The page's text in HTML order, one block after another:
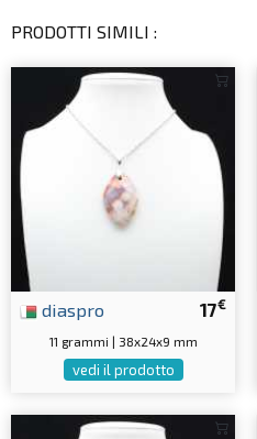
PRODOTTI SIMILI :
17€
diaspro
11 grammi | 38x24x9 mm
vedi il prodotto